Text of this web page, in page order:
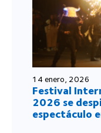
14 enero, 2026
Festival
2026 se
espectáculo